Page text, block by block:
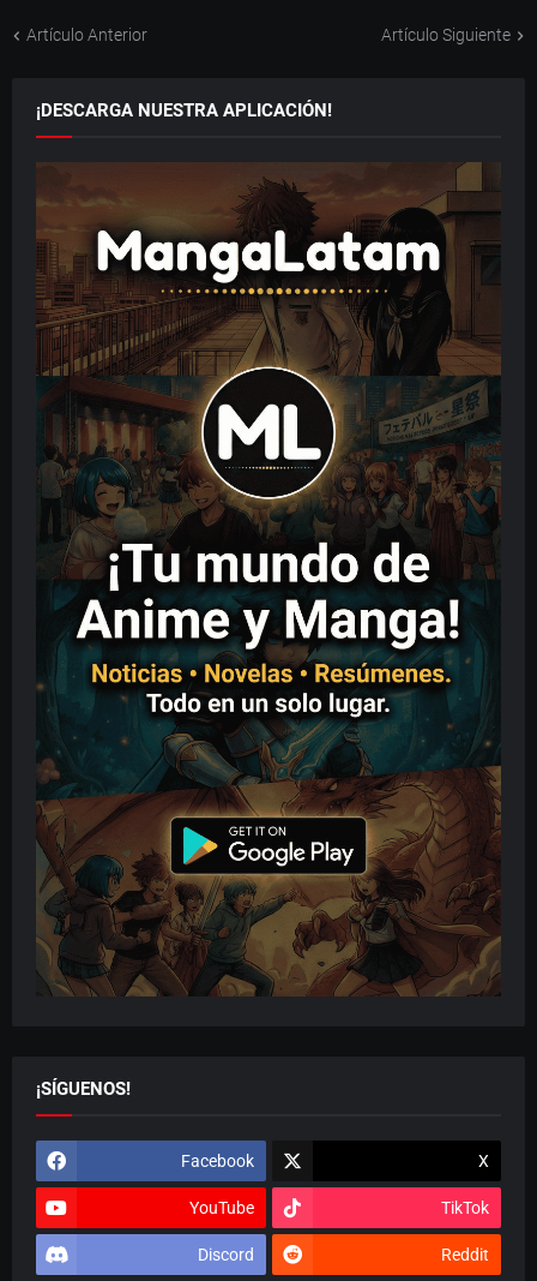
Artículo Anterior Artículo Siguiente
¡DESCARGA NUESTRA APLICACIÓN!
¡SÍGUENOS!
Facebook X
YouTube TikTok
Discord Reddit